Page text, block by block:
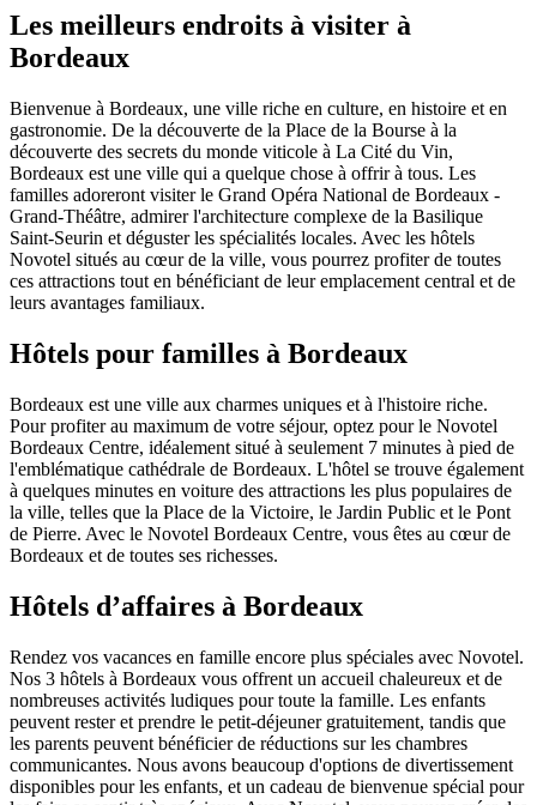
Les meilleurs endroits à visiter à
Bordeaux
Bienvenue à Bordeaux, une ville riche en culture, en histoire et en
gastronomie. De la découverte de la Place de la Bourse à la
découverte des secrets du monde viticole à La Cité du Vin,
Bordeaux est une ville qui a quelque chose à offrir à tous. Les
familles adoreront visiter le Grand Opéra National de Bordeaux -
Grand-Théâtre, admirer l'architecture complexe de la Basilique
Saint-Seurin et déguster les spécialités locales. Avec les hôtels
Novotel situés au cœur de la ville, vous pourrez profiter de toutes
ces attractions tout en bénéficiant de leur emplacement central et de
leurs avantages familiaux.
Hôtels pour familles à Bordeaux
Bordeaux est une ville aux charmes uniques et à l'histoire riche.
Pour profiter au maximum de votre séjour, optez pour le Novotel
Bordeaux Centre, idéalement situé à seulement 7 minutes à pied de
l'emblématique cathédrale de Bordeaux. L'hôtel se trouve également
à quelques minutes en voiture des attractions les plus populaires de
la ville, telles que la Place de la Victoire, le Jardin Public et le Pont
de Pierre. Avec le Novotel Bordeaux Centre, vous êtes au cœur de
Bordeaux et de toutes ses richesses.
Hôtels d’affaires à Bordeaux
Rendez vos vacances en famille encore plus spéciales avec Novotel.
Nos 3 hôtels à Bordeaux vous offrent un accueil chaleureux et de
nombreuses activités ludiques pour toute la famille. Les enfants
peuvent rester et prendre le petit-déjeuner gratuitement, tandis que
les parents peuvent bénéficier de réductions sur les chambres
communicantes. Nous avons beaucoup d'options de divertissement
disponibles pour les enfants, et un cadeau de bienvenue spécial pour